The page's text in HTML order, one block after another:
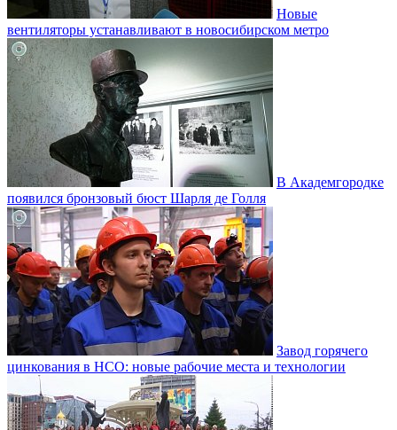
Новые
вентиляторы устанавливают в новосибирском метро
В Академгородке
появился бронзовый бюст Шарля де Голля
Завод горячего
цинкования в НСО: новые рабочие места и технологии